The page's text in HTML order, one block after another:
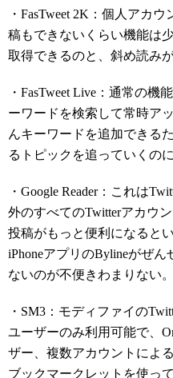
・FasTweet 2K：個人アカ
稿もできないくらい機能は
取得できるのと、斜め読みが
・FasTweet Live：通常の機
ーワードを検索して常時ア
んキーワードを追加できる
るトピックを追っていくのに
・Google Reader：これは
外のすべてのTwitterアカウ
投稿がもっと便利になると
iPhoneアプリのBylineがぜ
ないのが不便きわまりない。
・SM3：モディファイの
ユーザーのみ利用可能で、
ザー、複数アカウントによ
ブックマークレットを使っ